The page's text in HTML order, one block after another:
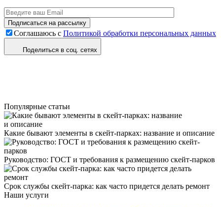
Соглашаюсь с Политикой обработки персональных данных
Поделиться в соц. сетях
Популярные статьи
Какие бывают элементы в скейт-парках: название и описание
Руководство: ГОСТ и требования к размещению скейт-парков
Срок службы скейт-парка: как часто придется делать ремонт
Наши услуги